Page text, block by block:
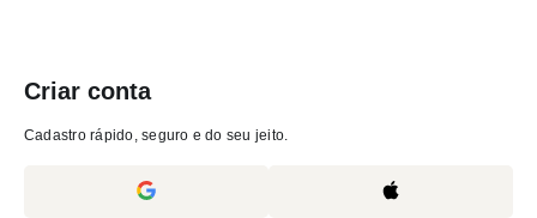
Criar conta
Cadastro rápido, seguro e do seu jeito.